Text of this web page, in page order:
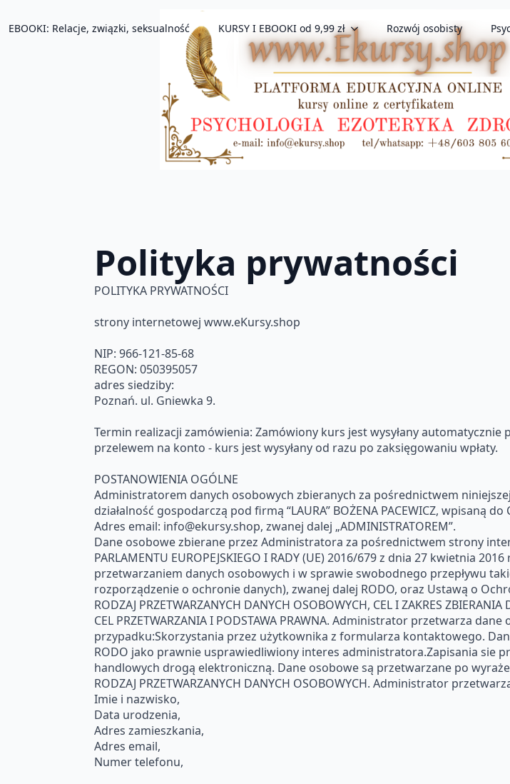
EBOOKI: Relacje, związki, seksualność KURSY I EBOOKI od 9,99 zł Rozwój osobisty
Polityka prywatności
POLITYKA PRYWATNOŚCI
strony internetowej www.eKursy.shop
NIP: 966-121-85-68
REGON: 050395057
adres siedziby:
Poznań. ul. Gniewka 9.
Termin realizacji zamówienia: Zamówiony kurs jest wysyłany
przelewem na konto - kurs jest wysyłany od razu po zaksięgowaniu wpłaty.
POSTANOWIENIA OGÓLNE
Administratorem danych osobowych zbieranych za pośrednictwem
działalność gospodarczą pod firmą “LAURA” BOŻENA PACEWICZ, wpisaną
Adres email: info@ekursy.shop, zwanej dalej „ADMINISTRATOREM”.
Dane osobowe zbierane przez Administratora za pośrednictwem strony
PARLAMENTU EUROPEJSKIEGO I RADY (UE) 2016/679 z dnia 27 kwietnia
przetwarzaniem danych osobowych i w sprawie swobodnego przepływu
rozporządzenie o ochronie danych), zwanej dalej RODO, oraz Ustawą o
RODZAJ PRZETWARZANYCH DANYCH OSOBOWYCH, CEL I ZAKRES ZBIERANIA
CEL PRZETWARZANIA I PODSTAWA PRAWNA. Administrator przetwarza
przypadku:Skorzystania przez użytkownika z formularza kontaktowego.
RODO jako prawnie usprawiedliwiony interes administratora.Zapisania sie
handlowych drogą elektroniczną. Dane osobowe są przetwarzane po
RODZAJ PRZETWARZANYCH DANYCH OSOBOWYCH. Administrator
Imie i nazwisko,
Data urodzenia,
Adres zamieszkania,
Adres email,
Numer telefonu,